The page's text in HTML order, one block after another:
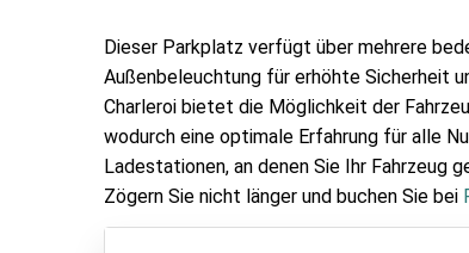
Dieser Parkplatz verfügt über mehrere
Außenbeleuchtung für erhöhte Sicherheit
Charleroi bietet die Möglichkeit der
wodurch eine optimale Erfahrung für alle
Ladestationen, an denen Sie Ihr Fahrzeug
Zögern Sie nicht länger und buchen Sie bei